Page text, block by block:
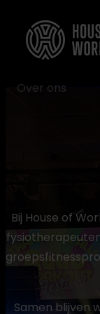
Thuis
Over ons
Bij House of
Samen blijven